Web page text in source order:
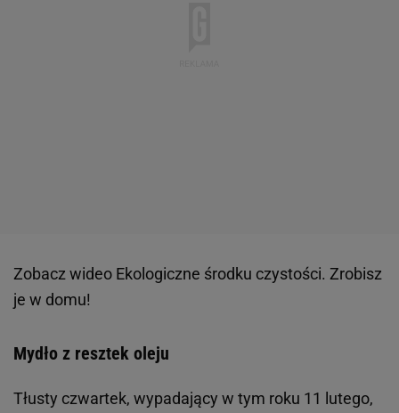
Zobacz wideo Ekologiczne środku czystości. Zrobisz
je w domu!
Mydło z resztek oleju
Tłusty czwartek, wypadający w tym roku 11 lutego,